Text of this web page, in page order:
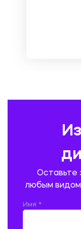
ПРОИЗВОДСТВО
Оставьте
любым
Имя *